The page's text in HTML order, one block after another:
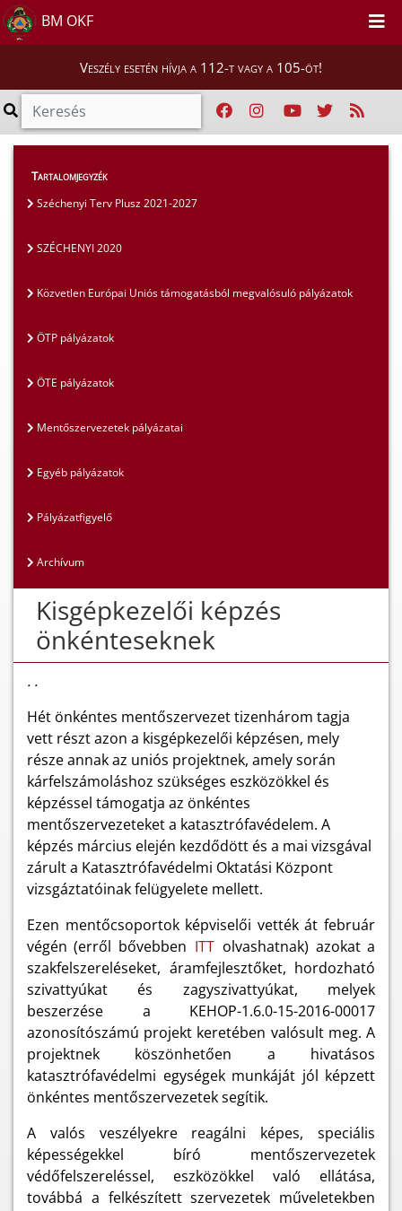
BM OKF
Veszély esetén hívja a 112-t vagy a 105-öt!
Szakmai tájékoztatók
SZÉCHENYI 2020
Tartalomjegyzék
Széchenyi Terv Plusz 2021-2027
SZÉCHENYI 2020
Közvetlen Európai Uniós támogatásból megvalósuló pályázatok
ÖTP pályázatok
ÖTE pályázatok
Mentőszervezetek pályázatai
Egyéb pályázatok
Pályázatfigyelő
Archívum
Kisgépkezelői képzés
önkénteseknek
. .
Hét önkéntes mentőszervezet tizenhárom tagja
vett részt azon a kisgépkezelői képzésen, mely
része annak az uniós projektnek, amely során
kárfelszámoláshoz szükséges eszközökkel és
képzéssel támogatja az önkéntes
mentőszervezeteket a katasztrófavédelem. A
képzés március elején kezdődött és a mai vizsgával
zárult a Katasztrófavédelmi Oktatási Központ
vizsgáztatóinak felügyelete mellett.
Ezen mentőcsoportok képviselői vették át február
végén (erről bővebben ITT olvashatnak) azokat a
szakfelszereléseket, áramfejlesztőket, hordozható
szivattyúkat és zagyszivattyúkat, melyek
beszerzése a KEHOP-1.6.0-15-2016-00017
azonosítószámú projekt keretében valósult meg. A
projektnek köszönhetően a hivatásos
katasztrófavédelmi egységek munkáját jól képzett
önkéntes mentőszervezetek segítik.
A valós veszélyekre reagálni képes, speciális
képességekkel bíró mentőszervezetek
védőfelszereléssel, eszközökkel való ellátása,
továbbá a felkészített szervezetek műveletekben